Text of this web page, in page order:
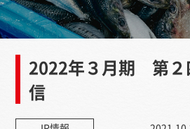
2022年３月期 第２
信